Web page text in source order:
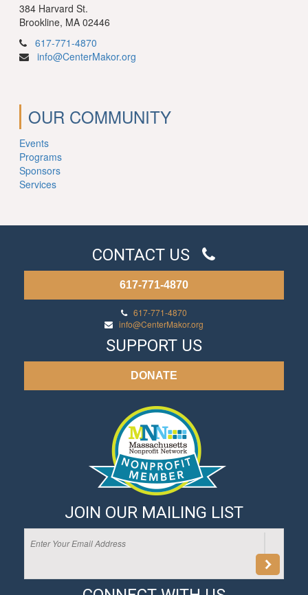
384 Harvard St.
Brookline, MA 02446
617-771-4870
info@CenterMakor.org
OUR COMMUNITY
Events
Programs
Sponsors
Services
CONTACT US
617-771-4870
617-771-4870
info@CenterMakor.org
SUPPORT US
DONATE
JOIN OUR MAILING LIST